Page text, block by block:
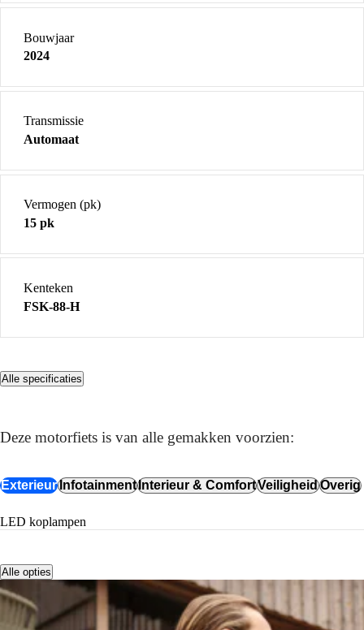
Bouwjaar
2024
Transmissie
Automaat
Vermogen (pk)
15 pk
Kenteken
FSK-88-H
Alle specificaties
Deze motorfiets is van alle gemakken voorzien:
ExterieurInfotainmentInterieur & ComfortVeiligheidOverig
LED koplampen
Alle opties